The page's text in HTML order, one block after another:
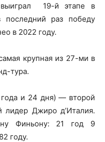
19-й этапе в
раз победу
в 2022 году.
крупная из 27-ми в
тура.
и 24 дня) — второй
лидер Джиро д’Италия.
Финьону: 21 год 9
году.